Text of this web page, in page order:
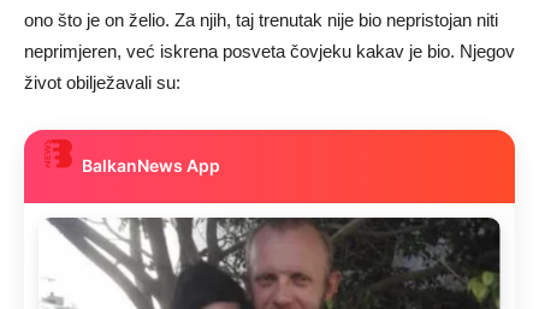
ono što je on želio. Za njih, taj trenutak nije bio nepristojan niti
neprimjeren, već iskrena posveta čovjeku kakav je bio. Njegov
život obilježavali su:
BalkanNews App